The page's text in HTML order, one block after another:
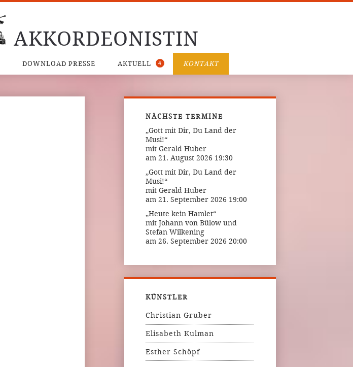
AKKORDEONISTIN
DOWNLOAD PRESSE AKTUELL 4 KONTAKT
NÄCHSTE TERMINE
„Gott mit Dir, Du Land der
Musi!“
mit Gerald Huber
am 21. August 2026 19:30
„Gott mit Dir, Du Land der
Musi!“
mit Gerald Huber
am 21. September 2026 19:00
„Heute kein Hamlet“
mit Johann von Bülow und
Stefan Wilkening
am 26. September 2026 20:00
KÜNSTLER
Christian Gruber
Elisabeth Kulman
Esther Schöpf